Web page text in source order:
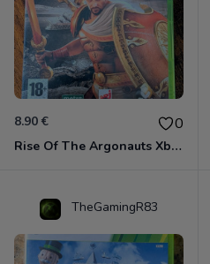
8.90 € 0
Rise Of The Argonauts Xbox 360
TheGamingR83